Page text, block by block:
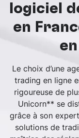
logiciel
en
Le choix d’une
trading en ligne
rigoureuse de
Unicorn** se
grâce à son
solutions de